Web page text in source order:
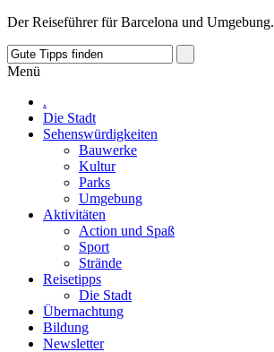
Der Reiseführer für Barcelona und Umgebung.
Menü
.
Die Stadt
Sehenswürdigkeiten
Bauwerke
Kultur
Parks
Umgebung
Aktivitäten
Action und Spaß
Sport
Strände
Reisetipps
Die Stadt
Übernachtung
Bildung
Newsletter